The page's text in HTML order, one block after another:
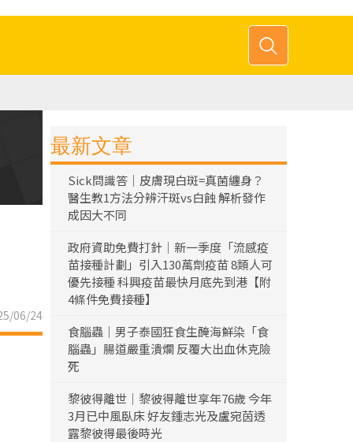
06/24
最新文章
Sick問識答｜皮膚現白斑=真菌纏身？
醫生教1方法分辨汗斑vs白蝕 解析發作
成因大不同
政府資助免費打針｜新一季度「流感疫
苗接種計劃」引入130萬劑疫苗 8類人可
優先接種 科興疫苗最快月底先到港【附
4條件免費接種】
食腦蟲｜男子泰國狂食生醃海鮮染「食
腦蟲」腸道嚴重潰爛 反覆大出血休克險
死
黎彼得離世｜黎彼得離世享年76歲 今年
3月已中風臥床 好友鍾志光及盧宛茵透
露黎彼得最後時光